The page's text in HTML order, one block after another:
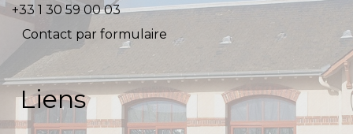
+33 1 30 59 00 03
Contact par formulaire
Liens